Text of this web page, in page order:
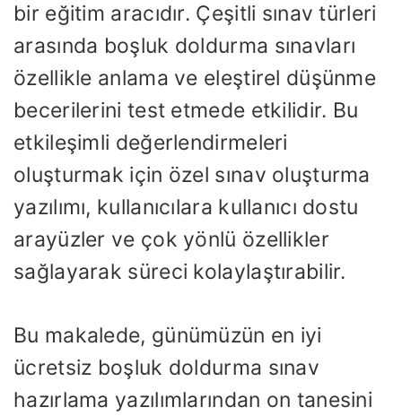
bir eğitim aracıdır. Çeşitli sınav türleri
arasında boşluk doldurma sınavları
özellikle anlama ve eleştirel düşünme
becerilerini test etmede etkilidir. Bu
etkileşimli değerlendirmeleri
oluşturmak için özel sınav oluşturma
yazılımı, kullanıcılara kullanıcı dostu
arayüzler ve çok yönlü özellikler
sağlayarak süreci kolaylaştırabilir.
Bu makalede, günümüzün en iyi
ücretsiz boşluk doldurma sınav
hazırlama yazılımlarından on tanesini